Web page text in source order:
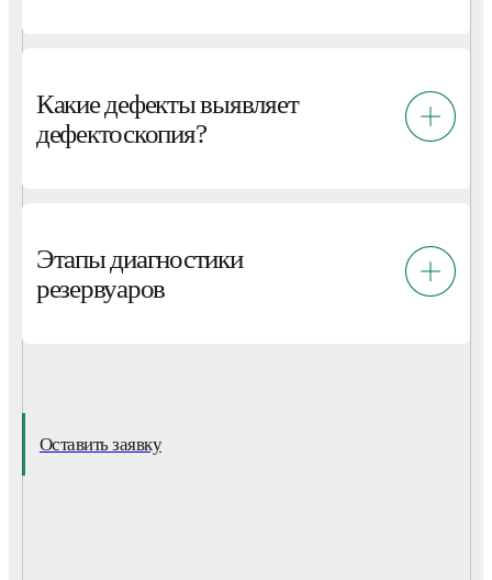
Какие дефекты выявляет
дефектоскопия?
Этапы диагностики
резервуаров
Оставить заявку